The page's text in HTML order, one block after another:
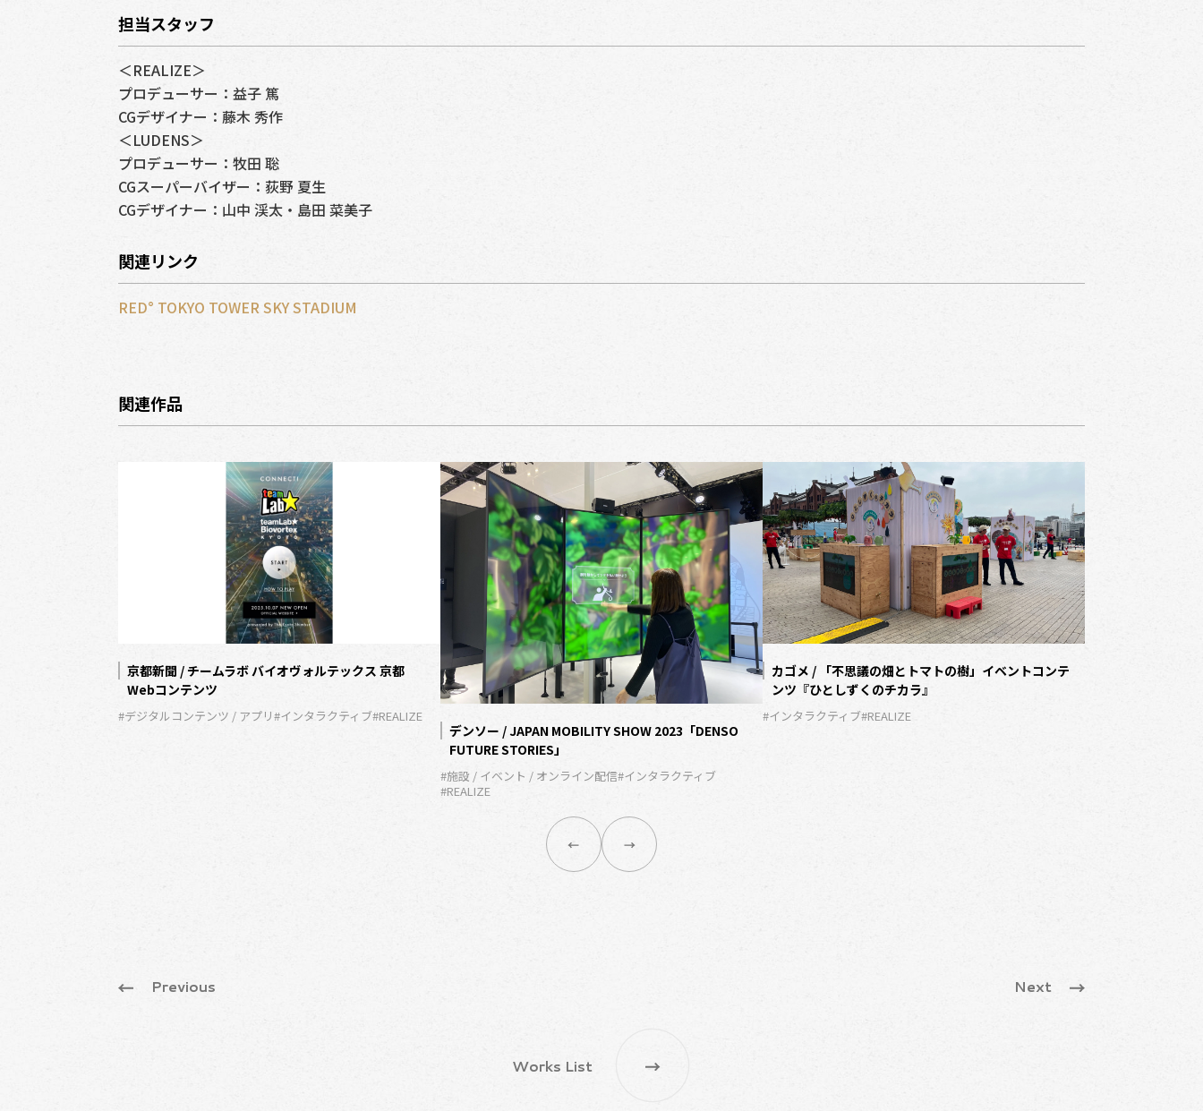
担当スタッフ
＜REALIZE＞
プロデューサー：益子 篤
CGデザイナー：藤木 秀作
＜LUDENS＞
プロデューサー：牧田 聡
CGスーパーバイザー：荻野 夏生
CGデザイナー：山中 渓太・島田 菜美子
関連リンク
RED° TOKYO TOWER SKY STADIUM
関連作品
京都新聞 / チームラボ バイオヴォルテックス 京都
Webコンテンツ
#デジタルコンテンツ / アプリ#インタラクティブ#REALIZE
デンソー / JAPAN MOBILITY SHOW 2023「DENSO
FUTURE STORIES」
#施設 / イベント / オンライン配信#インタラクティブ
#REALIZE
カゴメ / 「不思議の畑とトマトの樹」イベントコンテ
ンツ『ひとしずくのチカラ』
#インタラクティブ#REALIZE
Previous Next
Works List